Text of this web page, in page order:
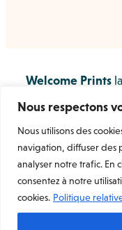
Nous respectons
Nous utilisons des
navigation, diffuser des
analyser notre trafic. En
consentez à notre
cookies. Politique
Welcome Prints
Conditions
Charte de